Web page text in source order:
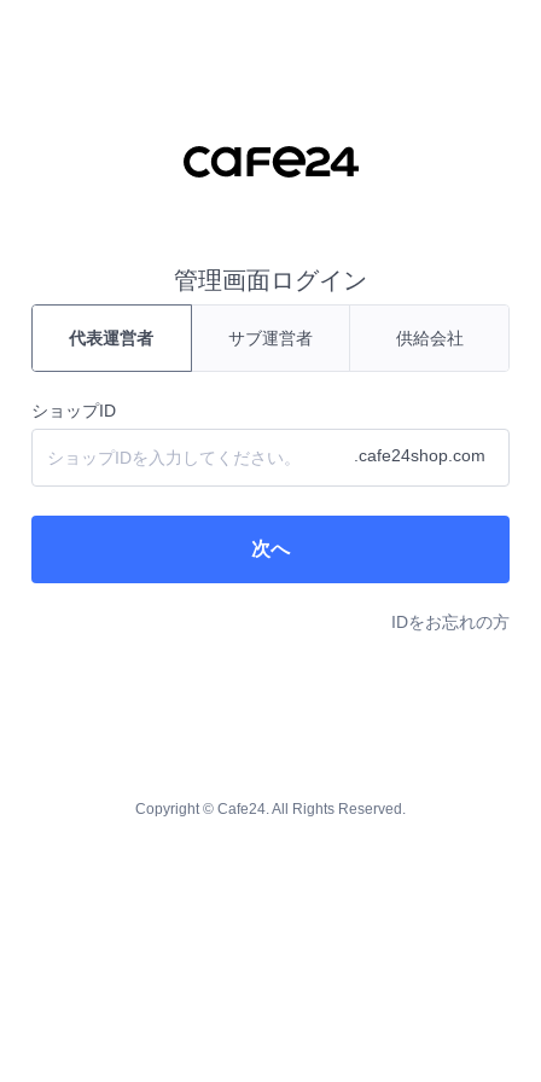
管理画面ログイン
代表運営者 サブ運営者 供給会社
ショップID
.cafe24shop.com
次へ
IDをお忘れの方
Copyright © Cafe24. All Rights Reserved.